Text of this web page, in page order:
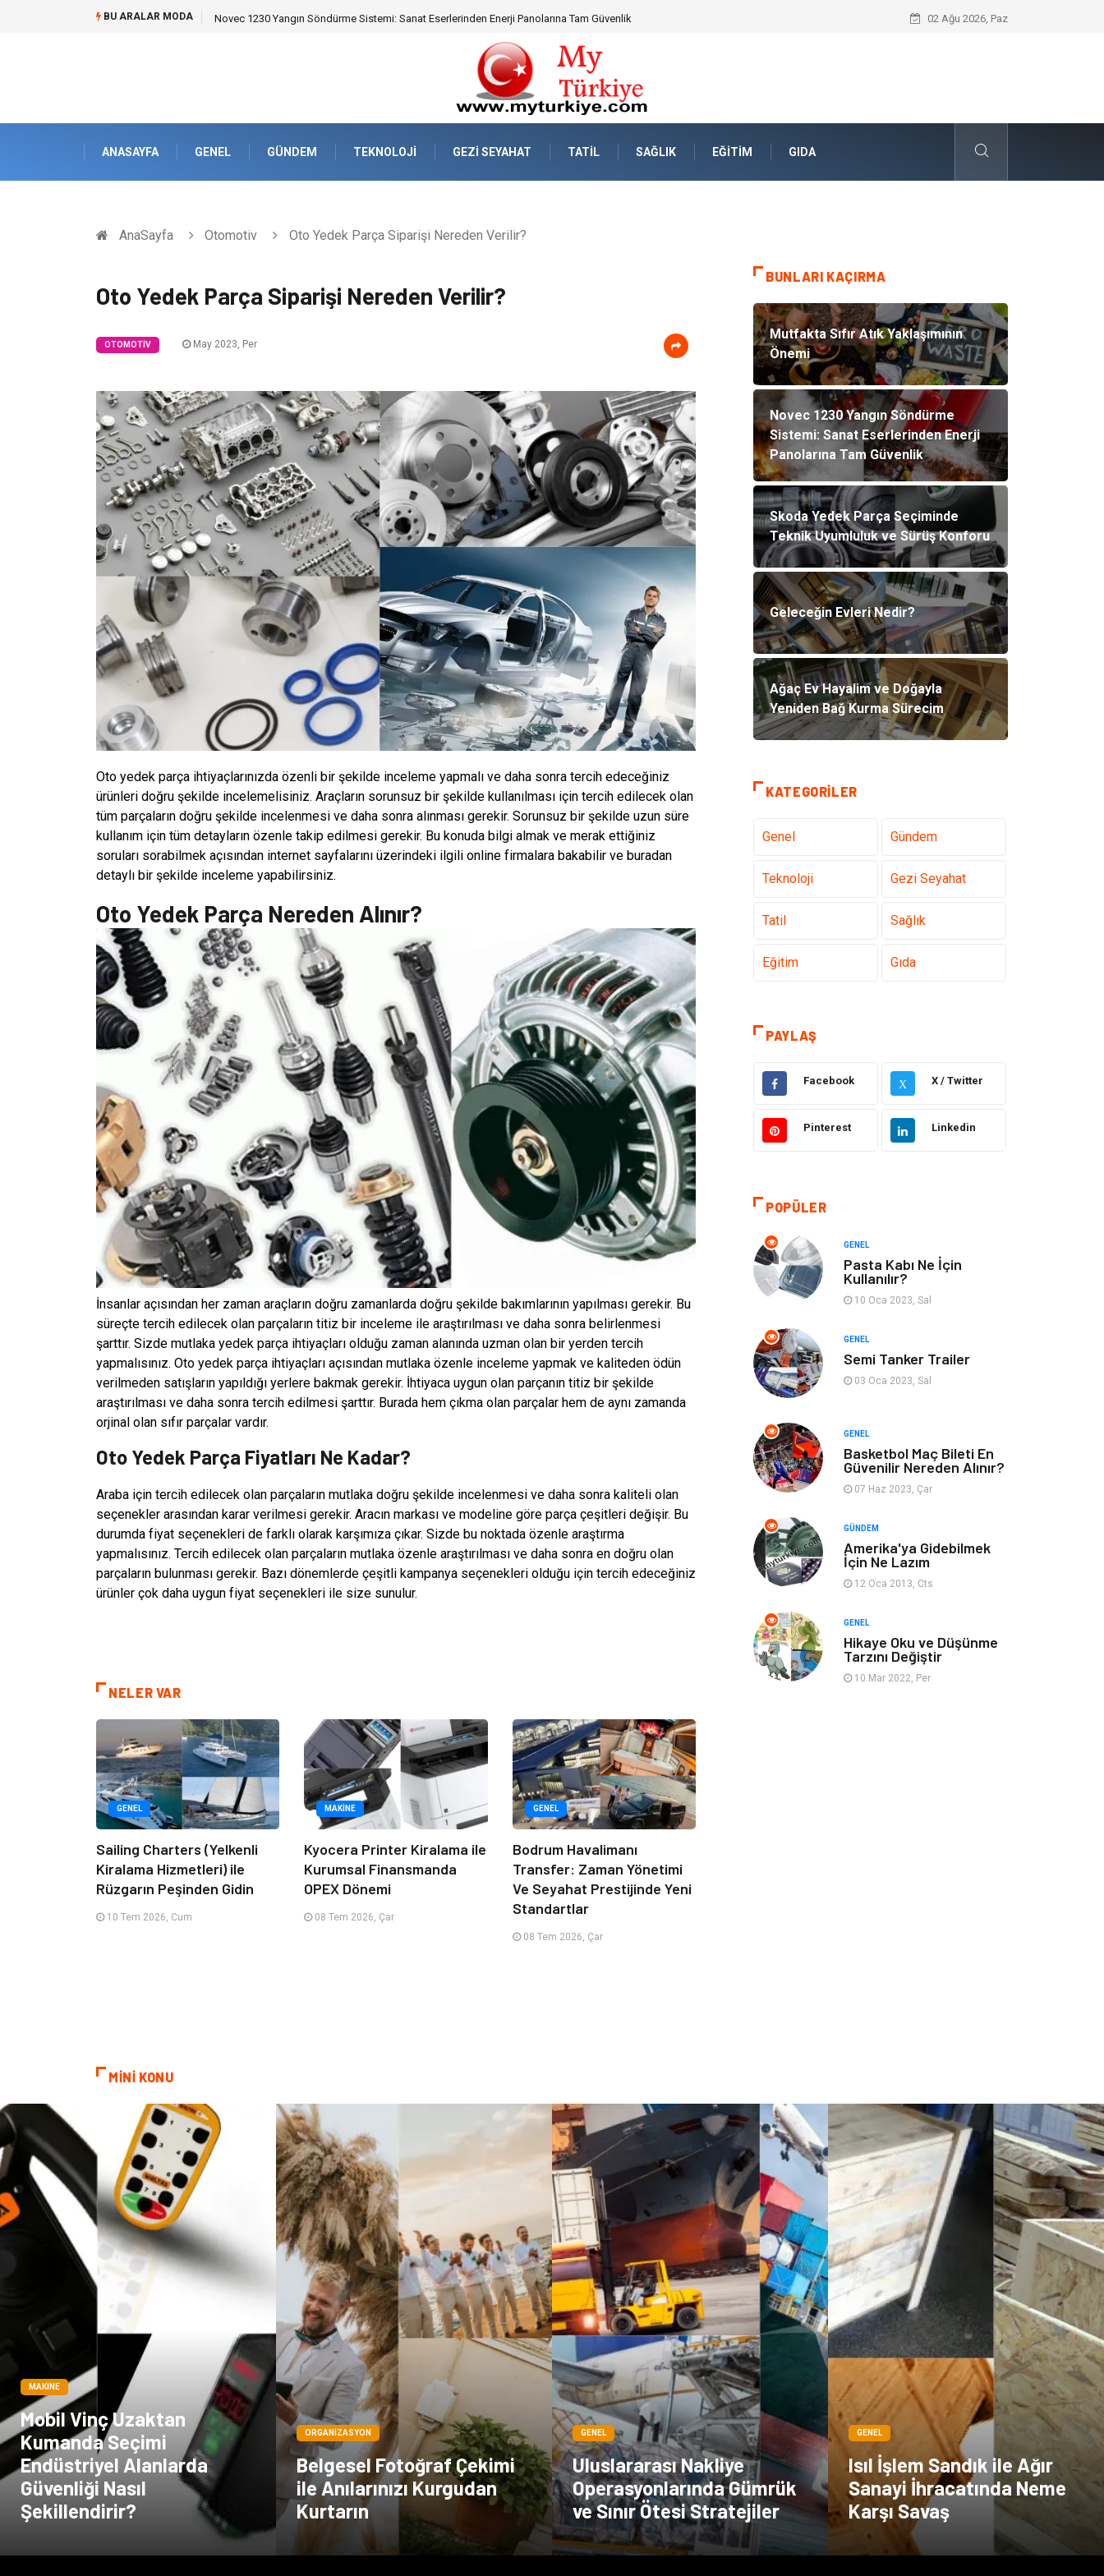
BU ARALAR MODA Skoda Yedek Parça Seçiminde Teknik Uyumluluk ve Sürüş Konforu Geleceğin Evleri Nedir?
02 Ağu 2026, Paz
ANASAYFA GENEL GÜNDEM TEKNOLOJI GEZI SEYAHAT TATIL SAĞLIK EĞITIM GIDA
AnaSayfa Otomotiv Oto Yedek Parça Siparişi Nereden Verilir?
Oto Yedek Parça Siparişi Nereden Verilir?
OTOMOTIV May 2023, Per
Oto yedek parça ihtiyaçlarınızda özenli bir şekilde inceleme yapmalı ve daha sonra tercih edeceğiniz
ürünleri doğru şekilde incelemelisiniz. Araçların sorunsuz bir şekilde kullanılması için tercih edilecek olan
tüm parçaların doğru şekilde incelenmesi ve daha sonra alınması gerekir. Sorunsuz bir şekilde uzun süre
kullanım için tüm detayların özenle takip edilmesi gerekir. Bu konuda bilgi almak ve merak ettiğiniz
soruları sorabilmek açısından internet sayfalarını üzerindeki ilgili online firmalara bakabilir ve buradan
detaylı bir şekilde inceleme yapabilirsiniz.
Oto Yedek Parça Nereden Alınır?
İnsanlar açısından her zaman araçların doğru zamanlarda doğru şekilde bakımlarının yapılması gerekir. Bu
süreçte tercih edilecek olan parçaların titiz bir inceleme ile araştırılması ve daha sonra belirlenmesi
şarttır. Sizde mutlaka yedek parça ihtiyaçları olduğu zaman alanında uzman olan bir yerden tercih
yapmalısınız. Oto yedek parça ihtiyaçları açısından mutlaka özenle inceleme yapmak ve kaliteden ödün
verilmeden satışların yapıldığı yerlere bakmak gerekir. İhtiyaca uygun olan parçanın titiz bir şekilde
araştırılması ve daha sonra tercih edilmesi şarttır. Burada hem çıkma olan parçalar hem de aynı zamanda
orjinal olan sıfır parçalar vardır.
Oto Yedek Parça Fiyatları Ne Kadar?
Araba için tercih edilecek olan parçaların mutlaka doğru şekilde incelenmesi ve daha sonra kaliteli olan
seçenekler arasından karar verilmesi gerekir. Aracın markası ve modeline göre parça çeşitleri değişir. Bu
durumda fiyat seçenekleri de farklı olarak karşımıza çıkar. Sizde bu noktada özenle araştırma
yapmalısınız. Tercih edilecek olan parçaların mutlaka özenle araştırılması ve daha sonra en doğru olan
parçaların bulunması gerekir. Bazı dönemlerde çeşitli kampanya seçenekleri olduğu için tercih edeceğiniz
ürünler çok daha uygun fiyat seçenekleri ile size sunulur.
NELER VAR
GENEL
Sailing Charters (Yelkenli
Kiralama Hizmetleri) ile
Rüzgarın Peşinden Gidin
10 Tem 2026, Cum
MAKINE
Kyocera Printer Kiralama ile
Kurumsal Finansmanda
OPEX Dönemi
08 Tem 2026, Çar
GENEL
Bodrum Havalimanı
Transfer: Zaman Yönetimi
Ve Seyahat Prestijinde Yeni
Standartlar
08 Tem 2026, Çar
BUNLARI KAÇIRMA
Mutfakta Sıfır Atık Yaklaşımının
Önemi
Novec 1230 Yangın Söndürme
Sistemi: Sanat Eserlerinden Enerji
Panolarına Tam Güvenlik
Skoda Yedek Parça Seçiminde
Teknik Uyumluluk ve Sürüş Konforu
Geleceğin Evleri Nedir?
Ağaç Ev Hayalim ve Doğayla
Yeniden Bağ Kurma Sürecim
KATEGORILER
Genel Gündem
Teknoloji Gezi Seyahat
Tatil Sağlık
Eğitim Gıda
Tanıtıcı Reklam
Makine Giyim
Kültür Organizasyon
Finans & Ekonomi
Bilgisayar &
Yazılım
Bebek Giyim Moda
Blogroll
Markalar Bilet
Tarih Spor Malzemeleri
PAYLAŞ
Facebook X X / Twitter
Pinterest Linkedin
POPÜLER
GENEL
Pasta Kabı Ne İçin
Kullanılır?
10 Oca 2023, Sal
GENEL
Semi Tanker Trailer
03 Oca 2023, Sal
GENEL
Basketbol Maç Bileti En
Güvenilir Nereden Alınır?
07 Haz 2023, Çar
GÜNDEM
Amerika'ya Gidebilmek
İçin Ne Lazım
12 Oca 2013, Cts
GENEL
Hikaye Oku ve Düşünme
Tarzını Değiştir
10 Mar 2022, Per
MİNİ KONU
MAKINE
Mobil Vinç Uzaktan
Kumanda Seçimi
Endüstriyel Alanlarda
Güvenliği Nasıl
Şekillendirir?
ORGANIZASYON
Belgesel Fotoğraf Çekimi
ile Anılarınızı Kurgudan
Kurtarın
GENEL
Uluslararası Nakliye
Operasyonlarında Gümrük
ve Sınır Ötesi Stratejiler
GENEL
Isıl İşlem Sandık ile Ağır
Sanayi İhracatında Neme
Karşı Savaş